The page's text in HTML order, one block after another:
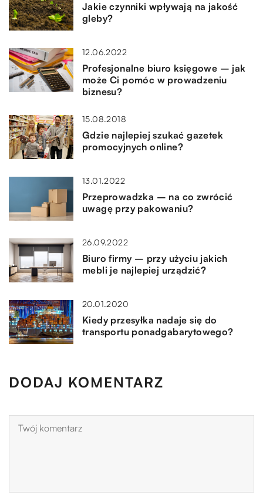
Jakie czynniki wpływają na jakość
gleby?
12.06.2022
Profesjonalne biuro księgowe – jak
może Ci pomóc w prowadzeniu
biznesu?
15.08.2018
Gdzie najlepiej szukać gazetek
promocyjnych online?
13.01.2022
Przeprowadzka – na co zwrócić
uwagę przy pakowaniu?
26.09.2022
Biuro firmy – przy użyciu jakich
mebli je najlepiej urządzić?
20.01.2020
Kiedy przesyłka nadaje się do
transportu ponadgabarytowego?
DODAJ KOMENTARZ